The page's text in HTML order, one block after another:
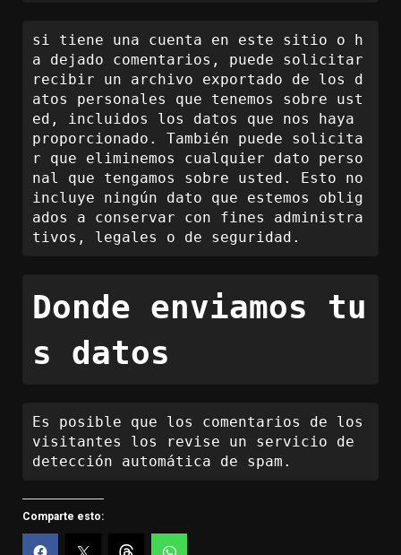
si tiene una cuenta en este sitio o h
a dejado comentarios, puede solicitar
recibir un archivo exportado de los d
atos personales que tenemos sobre ust
ed, incluidos los datos que nos haya
proporcionado. También puede solicita
r que eliminemos cualquier dato perso
nal que tengamos sobre usted. Esto no
incluye ningún dato que estemos oblig
ados a conservar con fines administra
tivos, legales o de seguridad.
Donde enviamos tu
s datos
Es posible que los comentarios de los
visitantes los revise un servicio de
detección automática de spam.
Comparte esto: